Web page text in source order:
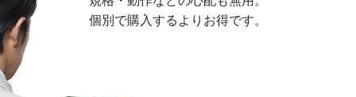
個別で購入するよりお得です。